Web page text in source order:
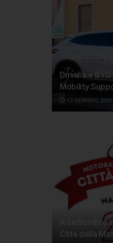
Drivalia e
Mobility
12 GENNAIO 2026
A settembre
Città della